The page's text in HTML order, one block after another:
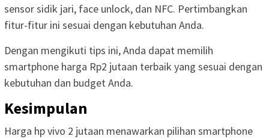
sensor sidik jari, face unlock, dan NFC. Pertimbangkan
fitur-fitur ini sesuai dengan kebutuhan Anda.
Dengan mengikuti tips ini, Anda dapat memilih
smartphone harga Rp2 jutaan terbaik yang sesuai dengan
kebutuhan dan budget Anda.
Kesimpulan
Harga hp vivo 2 jutaan menawarkan pilihan smartphone